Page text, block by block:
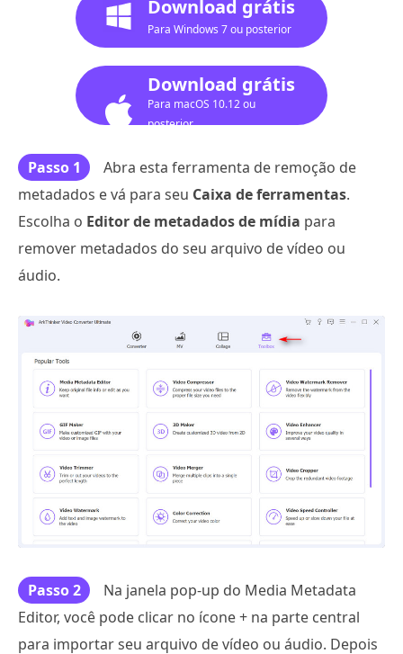
Download grátis
Para Windows 7 ou posterior
Download grátis
Para macOS 10.12 ou
posterior
Passo 1
Abra esta ferramenta de remoção de
metadados e vá para seu Caixa de ferramentas.
Escolha o Editor de metadados de mídia para
remover metadados do seu arquivo de vídeo ou
áudio.
Passo 2
Na janela pop-up do Media Metadata
Editor, você pode clicar no ícone + na parte central
para importar seu arquivo de vídeo ou áudio. Depois